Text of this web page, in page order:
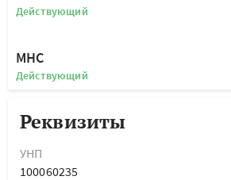
Действующий
МНС
Действующий
Реквизиты
УНП
100060235